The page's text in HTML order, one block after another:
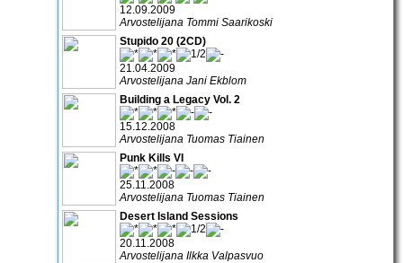
12.09.2009
Arvostelijana Tommi Saarikoski
Stupido 20 (2CD)
21.04.2009
Arvostelijana Jani Ekblom
Building a Legacy Vol. 2
15.12.2008
Arvostelijana Tuomas Tiainen
Punk Kills VI
25.11.2008
Arvostelijana Tuomas Tiainen
Desert Island Sessions
20.11.2008
Arvostelijana Ilkka Valpasvuo